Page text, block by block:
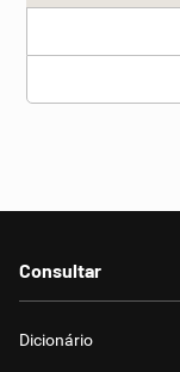
Consultar
Dicionário